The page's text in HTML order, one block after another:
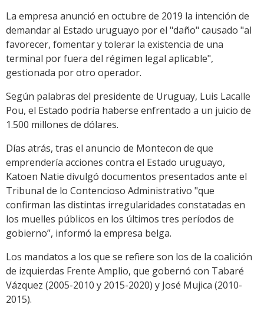
La empresa anunció en octubre de 2019 la intención de
demandar al Estado uruguayo por el "daño" causado "al
favorecer, fomentar y tolerar la existencia de una
terminal por fuera del régimen legal aplicable",
gestionada por otro operador.
Según palabras del presidente de Uruguay, Luis Lacalle
Pou, el Estado podría haberse enfrentado a un juicio de
1.500 millones de dólares.
Días atrás, tras el anuncio de Montecon de que
emprendería acciones contra el Estado uruguayo,
Katoen Natie divulgó documentos presentados ante el
Tribunal de lo Contencioso Administrativo "que
confirman las distintas irregularidades constatadas en
los muelles públicos en los últimos tres períodos de
gobierno”, informó la empresa belga.
Los mandatos a los que se refiere son los de la coalición
de izquierdas Frente Amplio, que gobernó con Tabaré
Vázquez (2005-2010 y 2015-2020) y José Mujica (2010-
2015).